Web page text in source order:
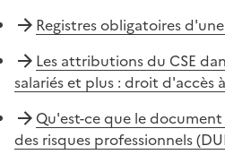
Registres obligatoires
Les attributions du CSE
salariés et plus : droit d'accès
Qu'est-ce que le
des risques professionnels